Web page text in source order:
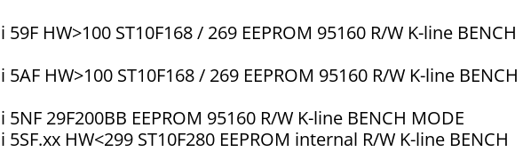
HW>100 ST10F168 / 269 EEPROM 95160 R/W K-line BENCH
HW>100 ST10F168 / 269 EEPROM 95160 R/W K-line BENCH
29F200BB EEPROM 95160 R/W K-line BENCH MODE
HW<299 ST10F280 EEPROM internal R/W K-line BENCH